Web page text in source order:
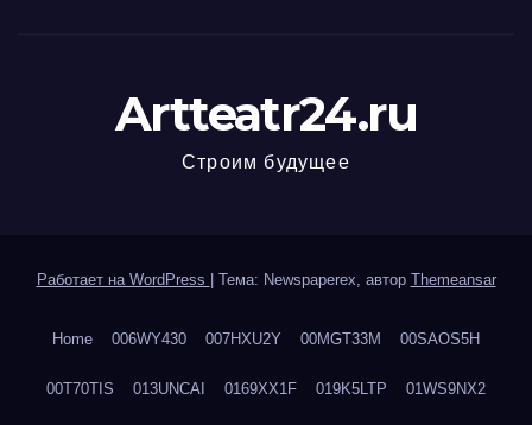
Artteatr24.ru
Строим будущее
Работает на WordPress Тема: Newspaperex, автор Themeansar
Home 006WY430 007HXU2Y 00MGT33M 00SAOS5H
00T70TIS 013UNCAI 0169XX1F 019K5LTP 01WS9NX2